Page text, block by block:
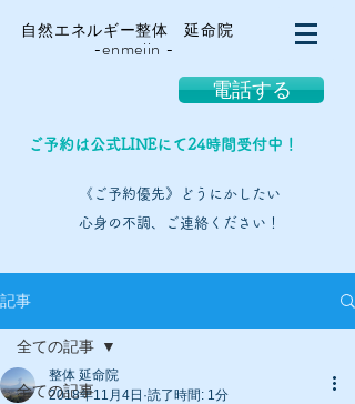
自然エネルギー整体 延命院
-enmeiin -
電話する
ご予約は公式LINEにて24時間受付中！
《ご予約優先》どうにかしたい
心身の不調、ご連絡ください！
記事
全ての記事
全ての記事
整体 延命院
2018年11月4日 読了時間: 1分